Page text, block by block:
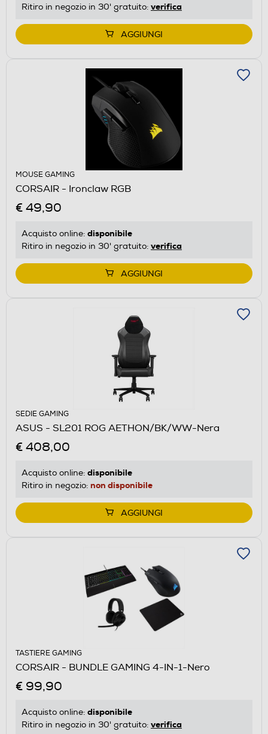
Ritiro in negozio in 30' gratuito: verifica
AGGIUNGI
MOUSE GAMING
CORSAIR - Ironclaw RGB
€ 49,90
Acquisto online: disponibile
Ritiro in negozio in 30' gratuito: verifica
AGGIUNGI
SEDIE GAMING
ASUS - SL201 ROG AETHON/BK/WW-Nera
€ 408,00
Acquisto online: disponibile
Ritiro in negozio: non disponibile
AGGIUNGI
TASTIERE GAMING
CORSAIR - BUNDLE GAMING 4-IN-1-Nero
€ 99,90
Acquisto online: disponibile
Ritiro in negozio in 30' gratuito: verifica